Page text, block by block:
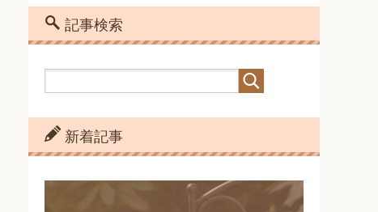
記事検索
新着記事